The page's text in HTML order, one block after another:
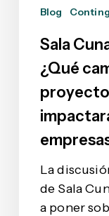
cómo
impactará
empresas?
Blog
Sala
¿Qué
La
de Sala
a poner